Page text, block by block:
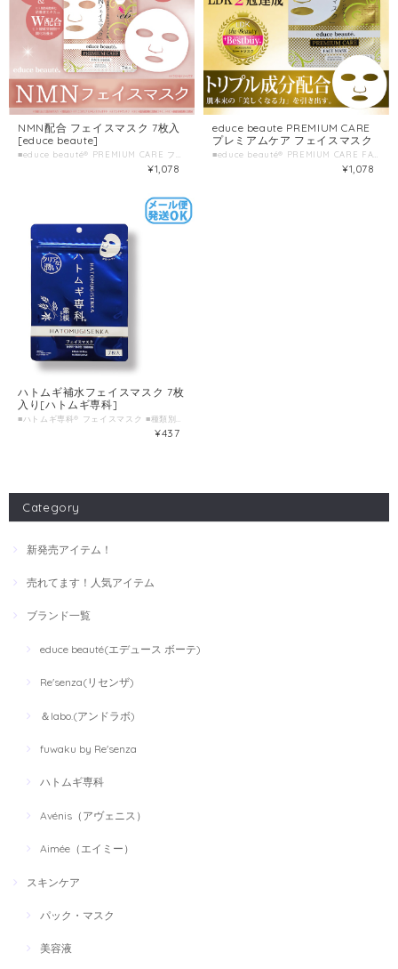
NMN配合 フェイスマスク 7枚入
[educe beaute]
■educe beauté® PREMIUM CARE フェイスマスク ■種類別名称 シート状フェイスマスク ■容量 7枚入(美容液105mL) ■製造国 日本 ■製造販売元 株式会社HORIZON
¥1,078
educe beaute PREMIUM CARE
プレミアムケア フェイスマスク
■educe beauté® PREMIUM CARE FACE MASK エデュースボーテ プレミアムケア フェイスマスク ■種類別名称 シート状フェイスマスク ■容量 7枚入(美容液105mL) ■製造国 日本 ■製造販売元 株式会社HORIZON
¥1,078
ハトムギ補水フェイスマスク 7枚
入り[ハトムギ専科]
■ハトムギ専科® フェイスマスク ■種類別名称 シート状フェイスマスク ■容量 7枚入(美容液105mL) ■製造国 日本 ■製造販売元 株式会社HORIZON
¥437
Category
新発売アイテム！
売れてます！人気アイテム
ブランド一覧
educe beauté(エデュース ボーテ)
Re'senza(リセンザ)
＆labo.(アンドラボ)
fuwaku by Re'senza
ハトムギ専科
Avénis（アヴェニス）
Aimée（エイミー）
スキンケア
パック・マスク
美容液